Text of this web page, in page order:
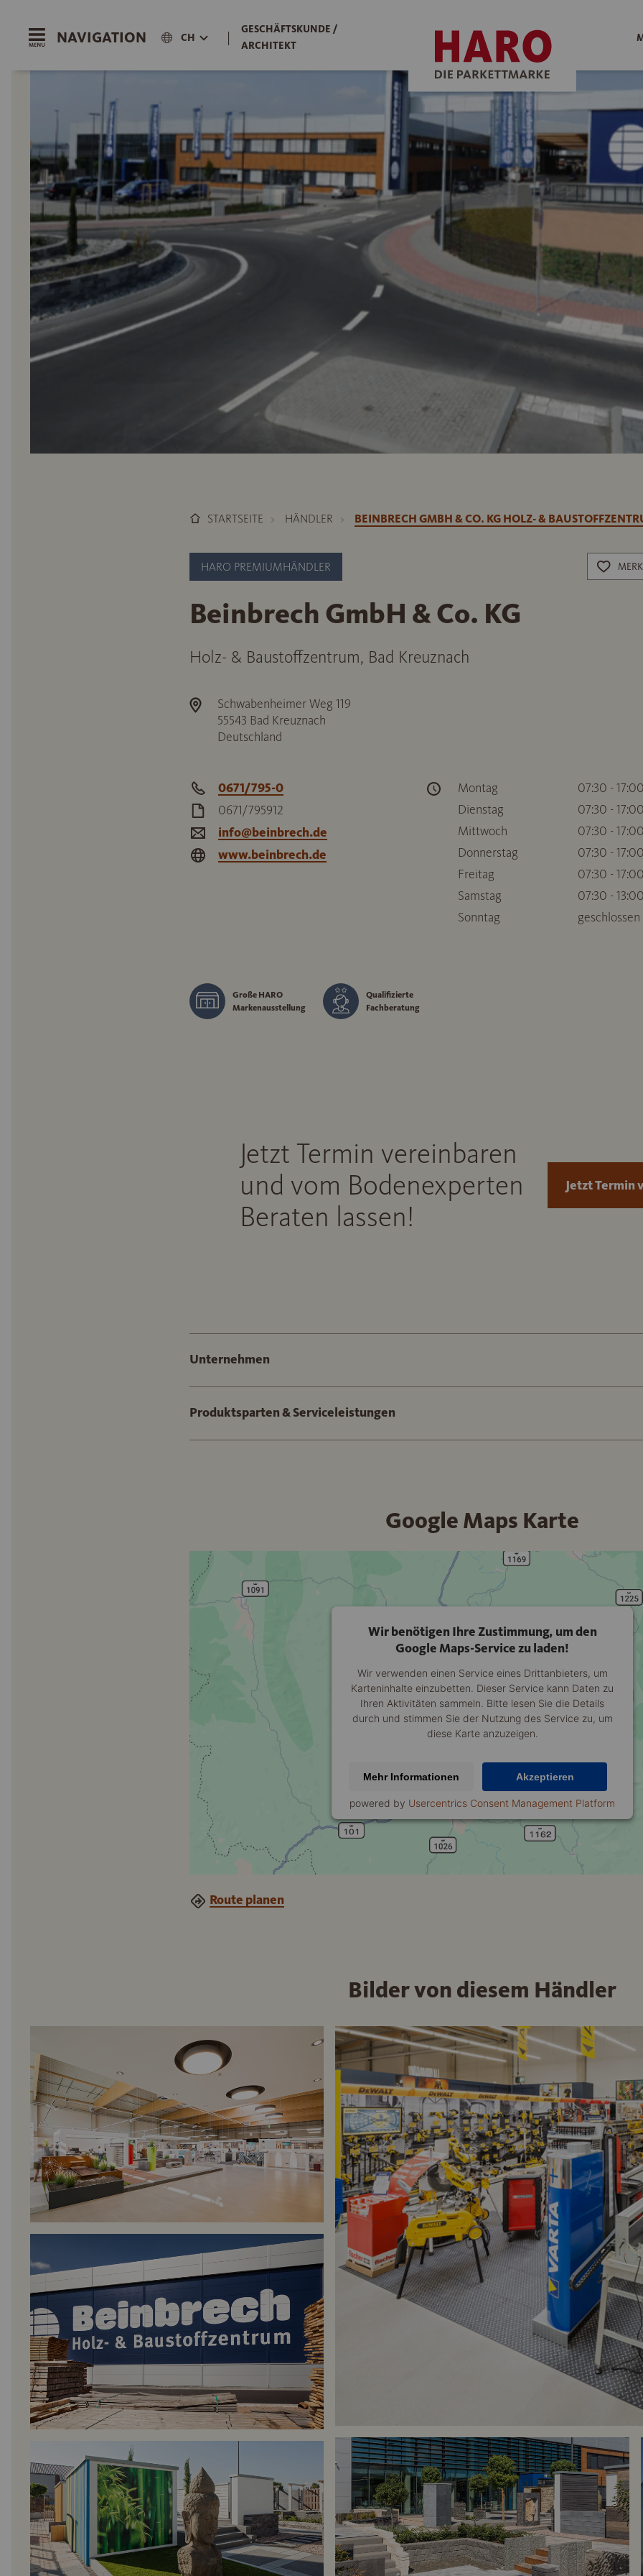
NAVIGATION CH |
GESCHÄFTSKUNDE /
ARCHITEKT
STARTSEITE HÄNDLER BEINBRECH GMBH & CO. KG HOLZ- &
HARO PREMIUMHÄNDLER
Beinbrech GmbH & Co. KG
Holz- & Baustoffzentrum, Bad Kreuznach
Schwabenheimer Weg 119
55543 Bad Kreuznach
Deutschland
0671/795-0
0671/795912
info@beinbrech.de
www.beinbrech.de
Montag
07:30 - 17:00
Dienstag
07:30 - 17:00
Mittwoch
07:30 - 17:00
Donnerstag
07:30 - 17:00
Freitag
07:30 - 17:00
Samstag
07:30 - 13:00
Sonntag
geschlossen
Große HARO
Markenausstellung
Qualifizierte
Fachberatung
Jetzt Termin vereinbaren
und vom Bodenexperten
Beraten lassen!
Jetzt Termin
Unternehmen
Produktsparten & Serviceleistungen
Google Maps Karte
Wir benötigen Ihre Zustimmung, um den
Google Maps-Service zu laden!
Wir verwenden einen Service eines Drittanbieters, um
Karteninhalte einzubetten. Dieser Service kann Daten zu
Ihren Aktivitäten sammeln. Bitte lesen Sie die Details
durch und stimmen Sie der Nutzung des Service zu, um
diese Karte anzuzeigen.
Mehr Informationen Akzeptieren
powered by Usercentrics Consent Management Platform
Route planen
Bilder von diesem Händler